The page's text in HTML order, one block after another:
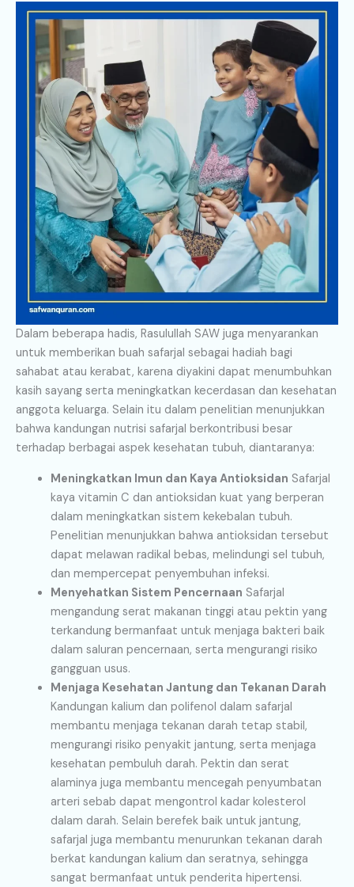
Dalam beberapa hadis, Rasulullah SAW juga menyarankan
untuk memberikan buah safarjal sebagai hadiah bagi
sahabat atau kerabat, karena diyakini dapat menumbuhkan
kasih sayang serta meningkatkan kecerdasan dan kesehatan
anggota keluarga. Selain itu dalam penelitian menunjukkan
bahwa kandungan nutrisi safarjal berkontribusi besar
terhadap berbagai aspek kesehatan tubuh, diantaranya:
Meningkatkan Imun dan Kaya Antioksidan Safarjal
kaya vitamin C dan antioksidan kuat yang berperan
dalam meningkatkan sistem kekebalan tubuh.
Penelitian menunjukkan bahwa antioksidan tersebut
dapat melawan radikal bebas, melindungi sel tubuh,
dan mempercepat penyembuhan infeksi.
Menyehatkan Sistem Pencernaan Safarjal
mengandung serat makanan tinggi atau pektin yang
terkandung bermanfaat untuk menjaga bakteri baik
dalam saluran pencernaan, serta mengurangi risiko
gangguan usus.
Menjaga Kesehatan Jantung dan Tekanan Darah
Kandungan kalium dan polifenol dalam safarjal
membantu menjaga tekanan darah tetap stabil,
mengurangi risiko penyakit jantung, serta menjaga
kesehatan pembuluh darah. Pektin dan serat
alaminya juga membantu mencegah penyumbatan
arteri sebab dapat mengontrol kadar kolesterol
dalam darah. Selain berefek baik untuk jantung,
safarjal juga membantu menurunkan tekanan darah
berkat kandungan kalium dan seratnya, sehingga
sangat bermanfaat untuk penderita hipertensi.